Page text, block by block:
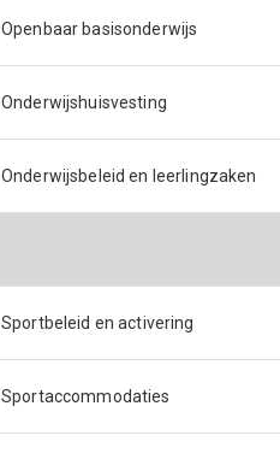
Openbaar basisonderwijs
Onderwijshuisvesting
Onderwijsbeleid en leerlingzaken
Sportbeleid en activering
Sportaccommodaties